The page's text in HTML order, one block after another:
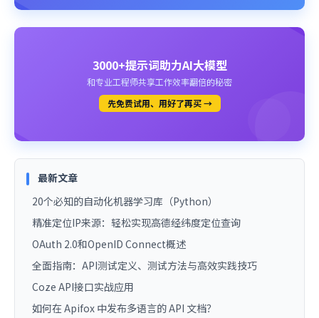
3000+提示词助力AI大模型
和专业工程师共享工作效率翻倍的秘密
先免费试用、用好了再买 →
最新文章
20个必知的自动化机器学习库（Python）
精准定位IP来源：轻松实现高德经纬度定位查询
OAuth 2.0和OpenID Connect概述
全面指南：API测试定义、测试方法与高效实践技巧
Coze API接口实战应用
如何在 Apifox 中发布多语言的 API 文档？